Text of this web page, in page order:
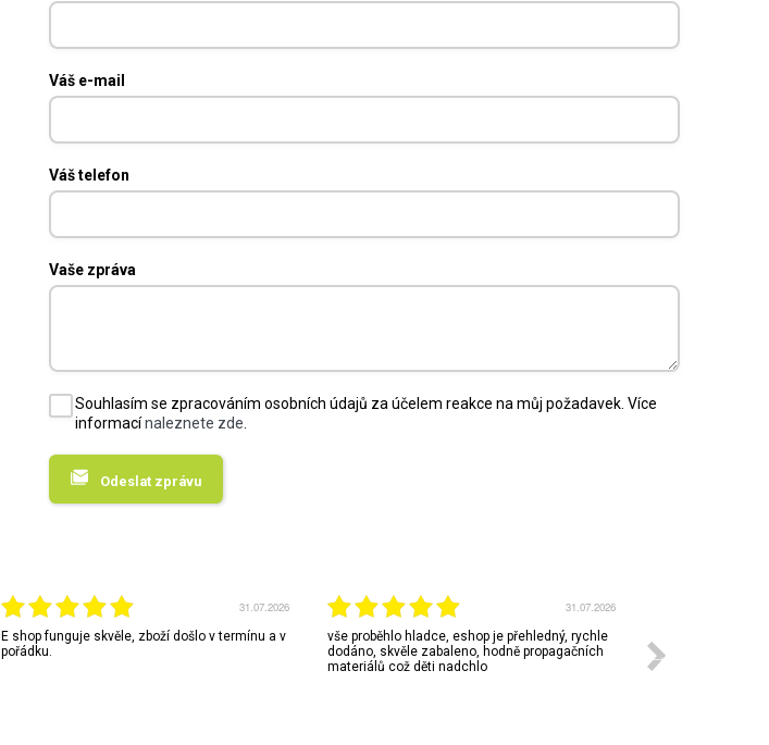
Váš e-mail
Váš telefon
Vaše zpráva
Souhlasím se zpracováním osobních údajů za účelem reakce na můj požadavek. Více
informacínaleznete zde.
Odeslat zprávu
31.07.2026
E shop funguje skvěle, zboží došlo v termínu a v
pořádku.
31.07.2026
vše proběhlo hladce, eshop je přehledný, rychle
dodáno, skvěle zabaleno, hodně propagačních
materiálů což děti nadchlo